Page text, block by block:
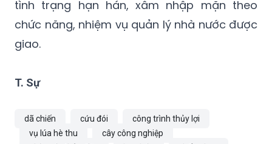
Các Bộ, ngành khác chủ động chỉ đạo, phối
hợp, hỗ trợ địa phương ứng phó, khắc phục
tình trạng hạn hán, xâm nhập mặn theo
giao.
T. Sự